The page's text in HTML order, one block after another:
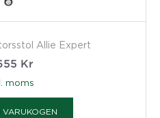
Allie Expert
Kr
moms
VARUKOGEN